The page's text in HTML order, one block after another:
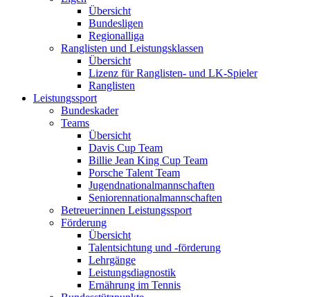
Übersicht
Bundesligen
Regionalliga
Ranglisten und Leistungsklassen
Übersicht
Lizenz für Ranglisten- und LK-Spieler
Ranglisten
Leistungssport
Bundeskader
Teams
Übersicht
Davis Cup Team
Billie Jean King Cup Team
Porsche Talent Team
Jugendnationalmannschaften
Seniorennationalmannschaften
Betreuer:innen Leistungssport
Förderung
Übersicht
Talentsichtung und -förderung
Lehrgänge
Leistungsdiagnostik
Ernährung im Tennis